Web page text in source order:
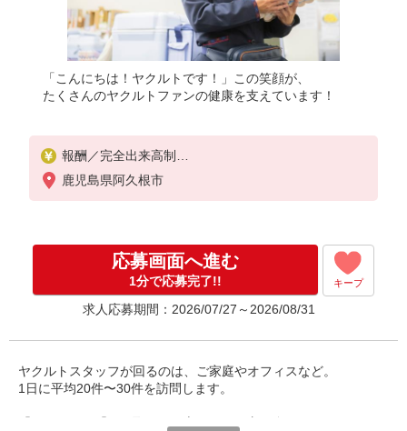
「こんにちは！ヤクルトです！」この笑顔が、
たくさんのヤクルトファンの健康を支えています！
報酬／完全出来高制
月収80,000円〜（平均収入137,262円）
働ける時間や環境に合わせて最大限に考慮します。
初めての方・少しでも不安のある方、お気軽にお問
い合わせください！
＊収入補償（3ヶ月間）／基本8万円※相談に応じま
※研修期間／無
収入保障期間：3か月
鹿児島県阿久根市
応募画面へ進む
1分で応募完了!! キープ
求人応募期間：2026/07/27～2026/08/31
ヤクルトスタッフが回るのは、ご家庭やオフィスなど。
1日に平均20件〜30件を訪問します。